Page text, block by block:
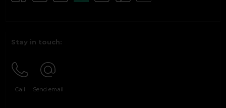
Stay in touch:
Call Send email